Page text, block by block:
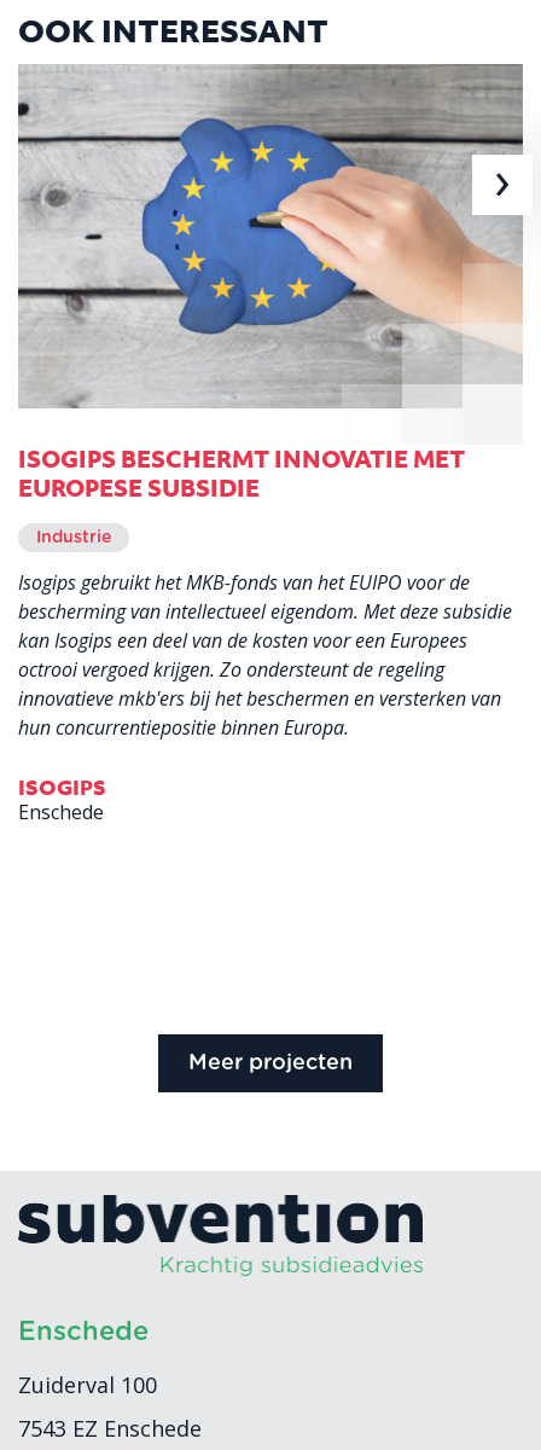
OOK INTERESSANT
ISOGIPS BESCHERMT INNOVATIE MET
EUROPESE SUBSIDIE
Industrie
Isogips gebruikt het MKB-fonds van het EUIPO voor de
bescherming van intellectueel eigendom. Met deze subsidie
kan Isogips een deel van de kosten voor een Europees
octrooi vergoed krijgen. Zo ondersteunt de regeling
innovatieve mkb'ers bij het beschermen en versterken van
hun concurrentiepositie binnen Europa.
ISOGIPS
Enschede
›
Meer projecten
Enschede
Zuiderval 100
7543 EZ Enschede